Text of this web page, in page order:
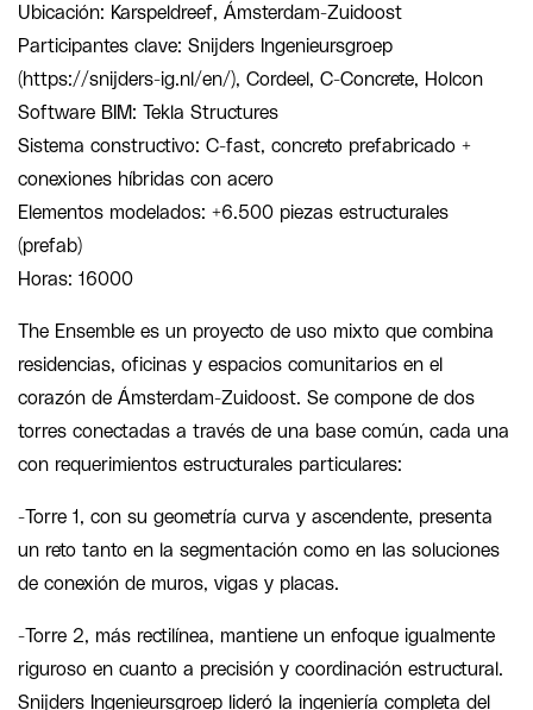
Ubicación: Karspeldreef, Ámsterdam-Zuidoost
Participantes clave: Snijders Ingenieursgroep
(https://snijders-ig.nl/en/), Cordeel, C-Concrete, Holcon
Software BIM: Tekla Structures
Sistema constructivo: C-fast, concreto prefabricado +
conexiones híbridas con acero
Elementos modelados: +6.500 piezas estructurales
(prefab)
Horas: 16000
The Ensemble es un proyecto de uso mixto que combina
residencias, oficinas y espacios comunitarios en el
corazón de Ámsterdam-Zuidoost. Se compone de dos
torres conectadas a través de una base común, cada una
con requerimientos estructurales particulares:
-Torre 1, con su geometría curva y ascendente, presenta
un reto tanto en la segmentación como en las soluciones
de conexión de muros, vigas y placas.
-Torre 2, más rectilínea, mantiene un enfoque igualmente
riguroso en cuanto a precisión y coordinación estructural.
Snijders Ingenieursgroep lideró la ingeniería completa del